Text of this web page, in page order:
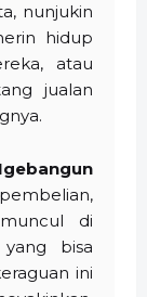
nunjukin
hidup
atau
jualan
di
bisa
ini